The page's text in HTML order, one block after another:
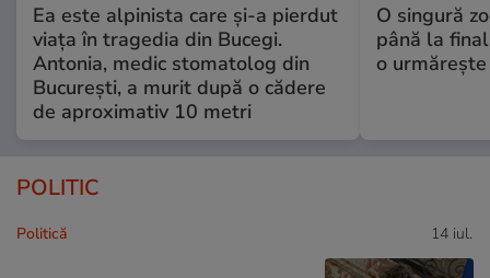
Ea este alpinista care și-a pierdut
viața în tragedia din Bucegi.
Antonia, medic stomatolog din
București, a murit după o cădere
de aproximativ 10 metri
O singură
până la
o
POLITIC
Politică 14 iul.